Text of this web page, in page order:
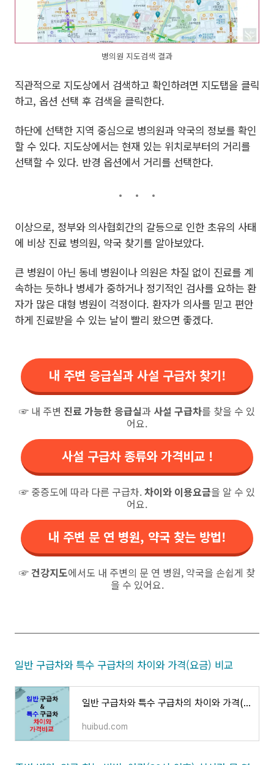
병의원 지도검색 결과
직관적으로 지도상에서 검색하고 확인하려면 지도탭을 클릭
하고, 옵션 선택 후 검색을 클릭한다.
하단에 선택한 지역 중심으로 병의원과 약국의 정보를 확인
할 수 있다. 지도상에서는 현재 있는 위치로부터의 거리를
선택할 수 있다. 반경 옵션에서 거리를 선택한다.
이상으로, 정부와 의사협회간의 갈등으로 인한 초유의 사태
에 비상 진료 병의원, 약국 찾기를 알아보았다.
큰 병원이 아닌 동네 병원이나 의원은 차질 없이 진료를 계
속하는 듯하나 병세가 중하거나 정기적인 검사를 요하는 환
자가 많은 대형 병원이 걱정이다. 환자가 의사를 믿고 편안
하게 진료받을 수 있는 날이 빨리 왔으면 좋겠다.
내 주변 응급실과 사설 구급차 찾기!
☞ 내 주변 진료 가능한 응급실과 사설 구급차를 찾을 수 있
어요.
사설 구급차 종류와 가격비교 !
☞ 중증도에 따라 다른 구급차.차이와 이용요금을 알 수 있
어요.
내 주변 문 연 병원, 약국 찾는 방법!
☞건강지도에서도 내 주변의 문 연 병원, 약국을 손쉽게 찾
을 수 있어요.
일반 구급차와 특수 구급차의 차이와 가격(요금) 비교
일반 구급차와 특수 구급차의 차이와 가격(요금) 비교
huibud.com